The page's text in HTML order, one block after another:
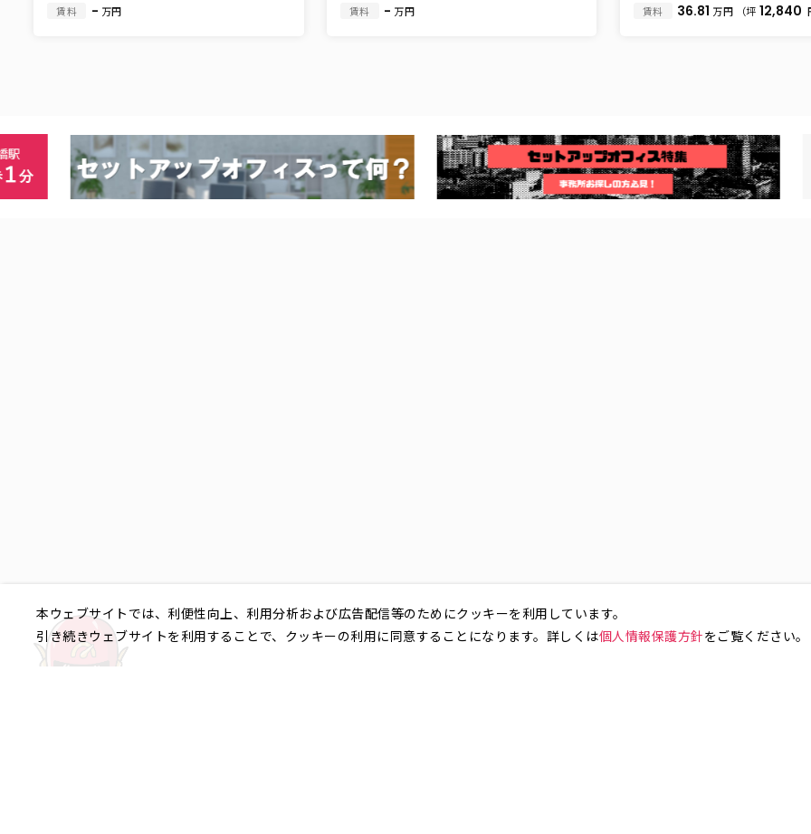
賃料 - 万円 賃料 - 万円 賃料 36.81 万円 （坪 12,840
本ウェブサイトでは、利便性向上、利用分析および広告配信等のためにクッキーを利用しています。
引き続きウェブサイトを利用することで、クッキーの利用に同意することになります。詳しくは個人情報保護方針をご覧ください。